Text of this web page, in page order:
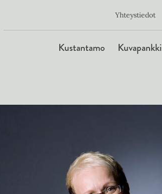
Yhteystiedot
Päävalikko
Kustantamo Kuvapankki